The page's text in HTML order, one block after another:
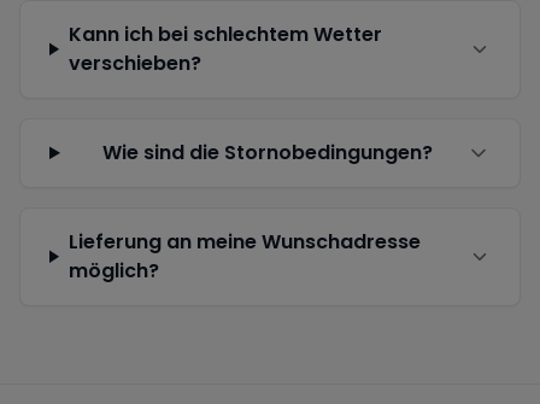
Kann ich bei schlechtem Wetter
verschieben?
Wie sind die Stornobedingungen?
Lieferung an meine Wunschadresse
möglich?